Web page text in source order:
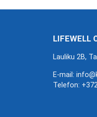
LIFEWELL
Lauliku 2B,
E-mail:
Telefon: